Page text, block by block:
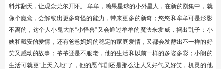
料炸翻天，让观众莞尔开怀。 牟牟，糖果星球的小外星人，在新的剧集中，就
像个魔盒，会解锁出更多奇怪的能力，带来更多的新奇；悠悠和牟牟可是形影
不离的，这个人小鬼大的“小怪兽”又会通过牟牟的魔法来发威，捣出乱子；小
姨和戴安的爱情，还有爸爸妈妈的稳定的家庭爱情，又都会发酵出不一样的好
笑又感动的故事；爷爷还是不服老，他的生活和以前一样的多姿多彩；小朗的
生活可就更“上天入地”了，他的恶作剧还是那么让人又好气又好笑，机灵的他